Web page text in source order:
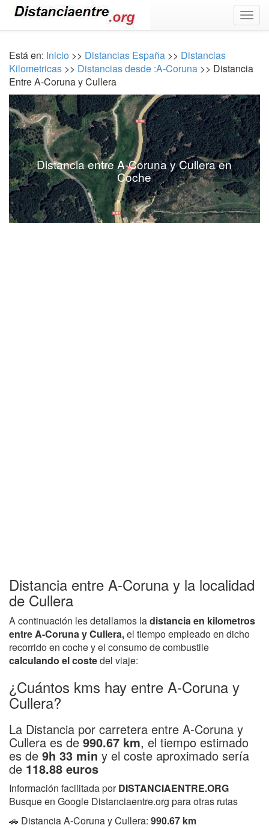
Está en: Inicio >> Distancias España >> Distancias
Kilometricas >> Distancias desde :A-Coruna >> Distancia
Entre A-Coruna y Cullera
Distancia entre A-Coruna y Cullera en
Coche
Distancia entre A-Coruna y la localidad
de Cullera
A continuación les detallamos ladistancia en kilometros
entre A-Coruna y Cullera,el tiempo empleado en dicho
recorrido en coche y el consumo de combustile
calculando el costedel viaje:
¿Cuántos kms hay entre A-Coruna y
Cullera?
La Distancia por carretera entre A-Coruna y
Cullera es de990.67 km, el tiempo estimado
es de 9h 33 min y el coste aproximado sería
de 118.88 euros
Información facilitada porDISTANCIAENTRE.ORG
Busque en Google Distanciaentre.org para otras rutas
🚗 Distancia A-Coruna y Cullera: 990.67 km